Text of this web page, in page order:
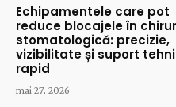
Echipamentele care pot
reduce blocajele în
stomatologică: precizie,
vizibilitate și suport
rapid
mai 27, 2026